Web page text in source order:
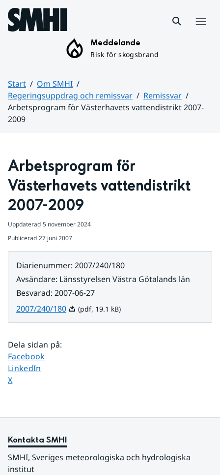
Hoppa till sidans innehåll
Meddelande
Risk för skogsbrand
Start
Om SMHI
Regeringsuppdrag och remissvar
Remissvar
Arbetsprogram för Västerhavets vattendistrikt 2007-
2009
Arbetsprogram för
Västerhavets vattendistrikt
2007-2009
Uppdaterad 5 november 2024
Publicerad 27 juni 2007
Diarienummer: 2007/240/180
Avsändare: Länsstyrelsen Västra Götalands län
Besvarad: 2007-06-27
2007/240/180Pdf, 19.1 kB.
(pdf, 19.1 kB)
Dela sidan på:
Dela sidan på
Facebook
Dela sidan på
LinkedIn
Dela sidan på
X
Kontakta SMHI
SMHI, Sveriges meteorologiska och hydrologiska
institut